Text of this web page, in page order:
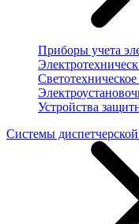
Приборы учета
Устройства
Системы